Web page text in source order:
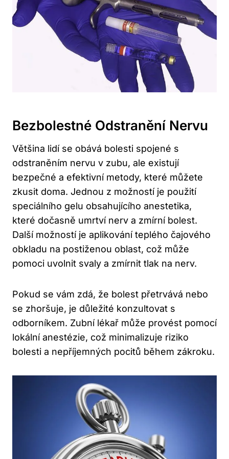
Bezbolestné Odstranění Nervu
Většina lidí se obává bolesti spojené s
odstraněním nervu v zubu, ale existují
bezpečné a efektivní metody, které můžete
zkusit doma. Jednou z možností je použití
speciálního gelu obsahujícího anestetika,
které dočasně umrtví nerv a zmírní bolest.
Další možností je aplikování teplého čajového
obkladu na postiženou oblast, což může
pomoci uvolnit svaly a zmírnit tlak na nerv.
Pokud se vám zdá, že bolest přetrvává nebo
se zhoršuje, je důležité konzultovat s
odborníkem. Zubní lékař může provést pomocí
lokální anestézie, což minimalizuje riziko
bolesti a nepříjemných pocitů během zákroku.